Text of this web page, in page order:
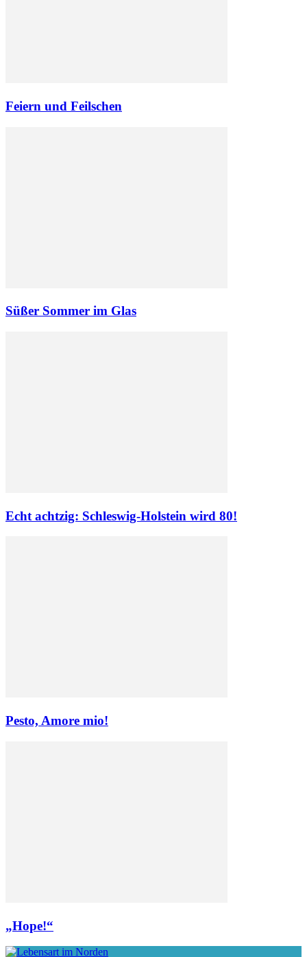
Feiern und Feilschen
Süßer Sommer im Glas
Echt achtzig: Schleswig-Holstein wird 80!
Pesto, Amore mio!
„Hope!“